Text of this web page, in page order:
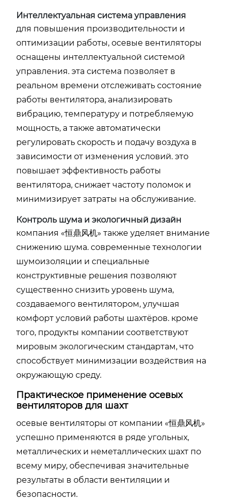
Интеллектуальная система управления
для повышения производительности и
оптимизации работы, осевые вентиляторы
оснащены интеллектуальной системой
управления. эта система позволяет в
реальном времени отслеживать состояние
работы вентилятора, анализировать
вибрацию, температуру и потребляемую
мощность, а также автоматически
регулировать скорость и подачу воздуха в
зависимости от изменения условий. это
повышает эффективность работы
вентилятора, снижает частоту поломок и
минимизирует затраты на обслуживание.
Контроль шума и экологичный дизайн
компания «恒鼎风机» также уделяет внимание
снижению шума. современные технологии
шумоизоляции и специальные
конструктивные решения позволяют
существенно снизить уровень шума,
создаваемого вентилятором, улучшая
комфорт условий работы шахтёров. кроме
того, продукты компании соответствуют
мировым экологическим стандартам, что
способствует минимизации воздействия на
окружающую среду.
Практическое применение осевых
вентиляторов для шахт
осевые вентиляторы от компании «恒鼎风机»
успешно применяются в ряде угольных,
металлических и неметаллических шахт по
всему миру, обеспечивая значительные
результаты в области вентиляции и
безопасности.